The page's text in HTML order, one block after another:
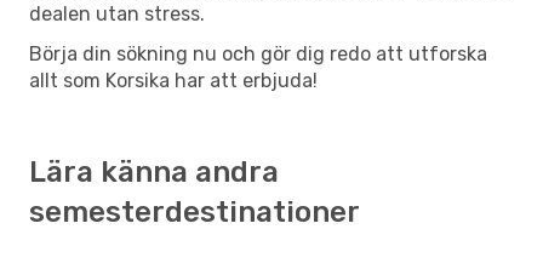
dealen utan stress.
Börja din sökning nu och gör dig redo att utforska
allt som Korsika har att erbjuda!
Lära känna andra
semesterdestinationer